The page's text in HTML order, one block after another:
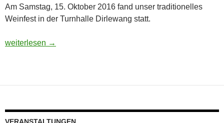
Am Samstag, 15. Oktober 2016 fand unser traditionelles
Weinfest in der Turnhalle Dirlewang statt.
Weinfest 2016
weiterlesen →
VERANSTALTUNGEN